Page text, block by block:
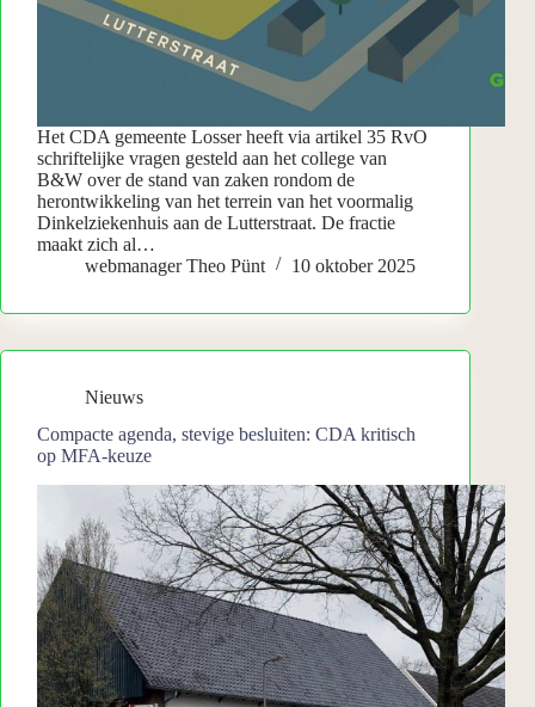
Het CDA gemeente Losser heeft via artikel 35 RvO
schriftelijke vragen gesteld aan het college van
B&W over de stand van zaken rondom de
herontwikkeling van het terrein van het voormalig
Dinkelziekenhuis aan de Lutterstraat. De fractie
maakt zich al…
webmanager Theo Pünt
10 oktober 2025
Nieuws
Compacte agenda, stevige besluiten: CDA kritisch
op MFA-keuze